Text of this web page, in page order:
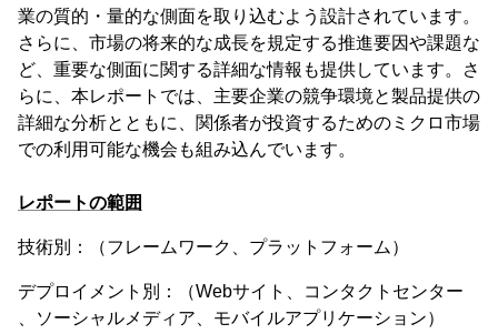
業の質的・量的な側面を取り込むよう設計されています。
さらに、市場の将来的な成長を規定する推進要因や課題な
ど、重要な側面に関する詳細な情報も提供しています。さ
らに、本レポートでは、主要企業の競争環境と製品提供の
詳細な分析とともに、関係者が投資するためのミクロ市場
での利用可能な機会も組み込んでいます。
レポートの範囲
技術別：（フレームワーク、プラットフォーム）
デプロイメント別：（Webサイト、コンタクトセンター
、ソーシャルメディア、モバイルアプリケーション）